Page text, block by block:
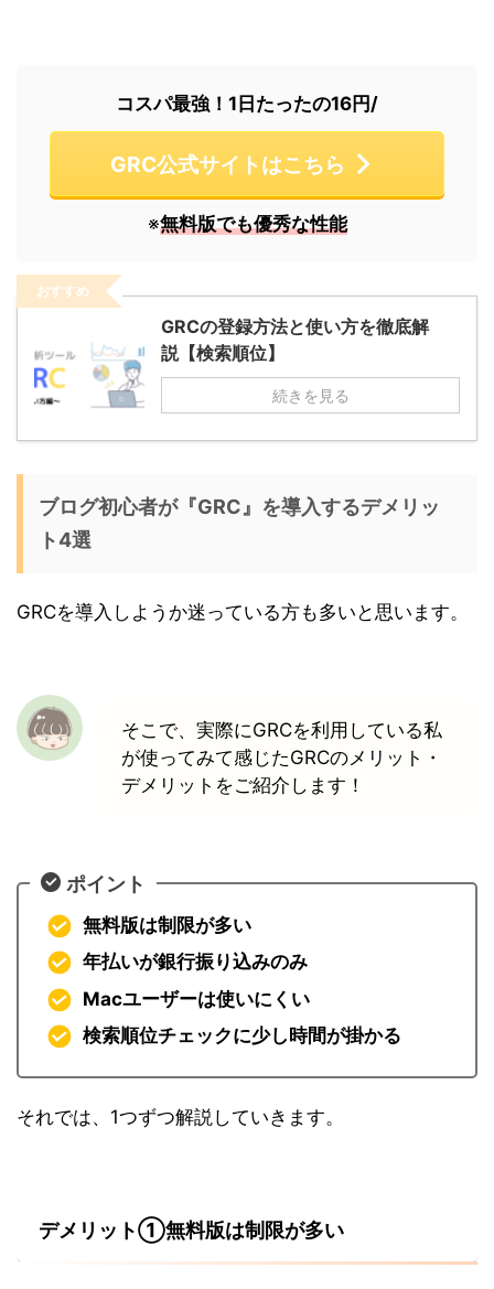
コスパ最強！1日たったの16円/
GRC公式サイトはこちら
※無料版でも優秀な性能
おすすめ
GRCの登録方法と使い方を徹底解
説【検索順位】
続きを見る
ブログ初心者が『GRC』を導入するデメリッ
ト4選
GRCを導入しようか迷っている方も多いと思います。
そこで、実際にGRCを利用している私
が使ってみて感じたGRCのメリット・
デメリットをご紹介します！
ポイント
無料版は制限が多い
年払いが銀行振り込みのみ
Macユーザーは使いにくい
検索順位チェックに少し時間が掛かる
それでは、1つずつ解説していきます。
デメリット①無料版は制限が多い